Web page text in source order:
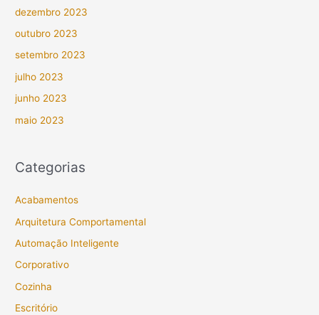
dezembro 2023
outubro 2023
setembro 2023
julho 2023
junho 2023
maio 2023
Categorias
Acabamentos
Arquitetura Comportamental
Automação Inteligente
Corporativo
Cozinha
Escritório